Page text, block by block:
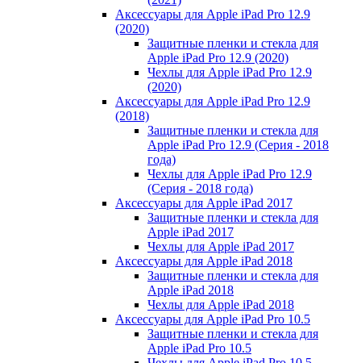
Аксессуары для Apple iPad Pro 12.9
(2020)
Защитные пленки и стекла для
Apple iPad Pro 12.9 (2020)
Чехлы для Apple iPad Pro 12.9
(2020)
Аксессуары для Apple iPad Pro 12.9
(2018)
Защитные пленки и стекла для
Apple iPad Pro 12.9 (Серия - 2018
года)
Чехлы для Apple iPad Pro 12.9
(Серия - 2018 года)
Аксессуары для Apple iPad 2017
Защитные пленки и стекла для
Apple iPad 2017
Чехлы для Apple iPad 2017
Аксессуары для Apple iPad 2018
Защитные пленки и стекла для
Apple iPad 2018
Чехлы для Apple iPad 2018
Аксессуары для Apple iPad Pro 10.5
Защитные пленки и стекла для
Apple iPad Pro 10.5